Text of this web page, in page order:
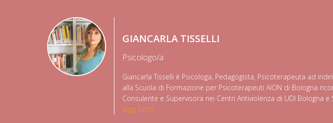
GIANCARLA TISSELLI
Psicologo/a
Giancarla Tisselli è Psicologa, Pedagogista, Psicoterapeuta ad
alla Scuola di Formazione per Psicoterapeuti AION di Bologna
Consulente e Supervisora nei Centri Antiviolenza di UDI Bologna e
leggi tutto